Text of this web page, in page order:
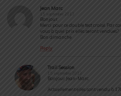
Jean Marc
15 septembre 2013
Bonjour,
Merci pour ce double test croisé. Par
vous à quel prix elles seront vendues?
Bon dimanche
Reply
Trail Session
15 septembre 2013
Bonjour Jean-Marc.
Actuellement elles sont vendu à